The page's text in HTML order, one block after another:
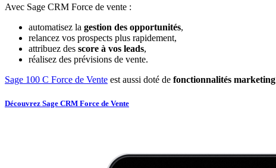
Avec Sage CRM Force de vente :
automatisez la gestion des opportunités,
relancez vos prospects plus rapidement,
attribuez des score à vos leads,
réalisez des prévisions de vente.
Sage 100 C Force de Vente est aussi doté de fonctionnalités marketing
Découvrez Sage CRM Force de Vente